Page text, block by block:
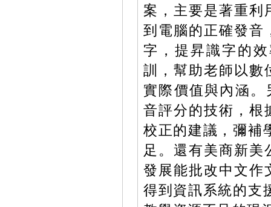
案，主要是著重利
到電腦的正確發音
字，提昇識字的
訓，幫助老師以數
實際價值與內涵
音評分的技術，根
校正的建議，彌補
足。還有美商新
發展能批改中文作
得到資訊系統的支